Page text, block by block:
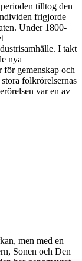
tilltog den
frigjorde
Under 1800-
–
I takt
nya
för gemenskap och
folkrörelsernas
var en av
men med en
Sonen och Den